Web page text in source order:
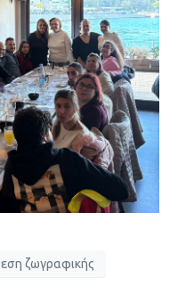
ζωγραφικής